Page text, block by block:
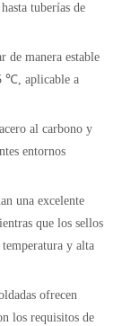
tuberías de
de manera estable
℃, aplicable a
al carbono y
entornos
una excelente
que los sellos
temperatura y alta
ofrecen
los requisitos de